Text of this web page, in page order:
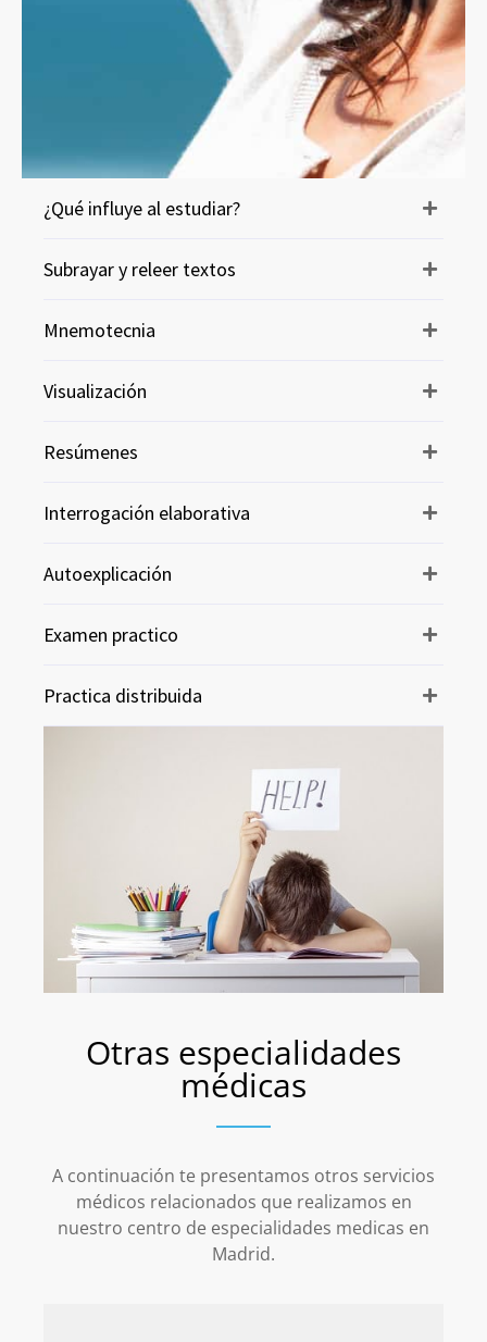
¿Qué influye al estudiar?
Subrayar y releer textos
Mnemotecnia
Visualización
Resúmenes
Interrogación elaborativa
Autoexplicación
Examen practico
Practica distribuida
Otras especialidades
médicas
A continuación te presentamos otros servicios
médicos relacionados que realizamos en
nuestro centro de especialidades medicas en
Madrid.